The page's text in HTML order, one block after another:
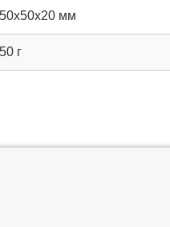
50x50x20 мм
50 г